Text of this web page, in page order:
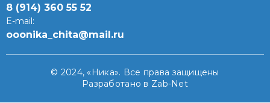
8 (914) 360 55 52
E-mail:
ooonika_chita@mail.ru
© 2024, «Ника». Все права защищены
Разработано в Zab-Net